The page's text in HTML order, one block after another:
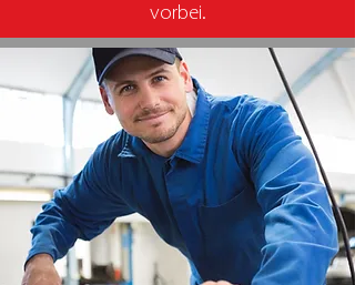
vorbei.